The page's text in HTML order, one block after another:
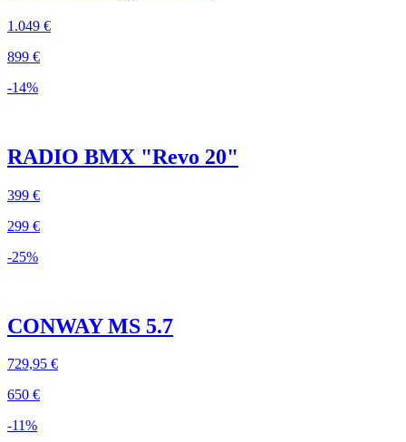
1.049 €
899 €
-14%
RADIO BMX "Revo 20"
399 €
299 €
-25%
CONWAY MS 5.7
729,95 €
650 €
-11%